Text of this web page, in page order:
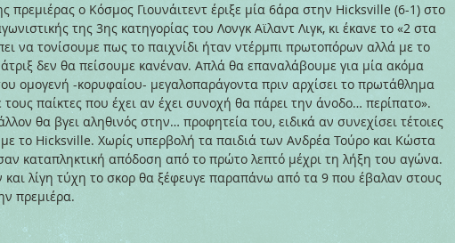
πρεμιέρας ο Κόσμος Γιουνάιτεντ έριξε μία 6άρα στην Hicksville (6-1) στο
της 3ης κατηγορίας του Λονγκ Αϊλαντ Λιγκ, κι έκανε το «2 στα
να τονίσουμε πως το παιχνίδι ήταν ντέρμπι πρωτοπόρων αλλά με το
δεν θα πείσουμε κανέναν. Απλά θα επαναλάβουμε για μία ακόμα
ομογενή -κορυφαίου- μεγαλοπαράγοντα πριν αρχίσει το πρωτάθλημα
παίκτες που έχει αν έχει συνοχή θα πάρει την άνοδο… περίπατο».
θα βγει αληθινός στην… προφητεία του, ειδικά αν συνεχίσει τέτοιες
το Hicksville. Χωρίς υπερβολή τα παιδιά των Ανδρέα Τούρο και Κώστα
καταπληκτική απόδοση από το πρώτο λεπτό μέχρι τη λήξη του αγώνα.
και λίγη τύχη το σκορ θα ξέφευγε παραπάνω από τα 9 που έβαλαν στους
πρεμιέρα.